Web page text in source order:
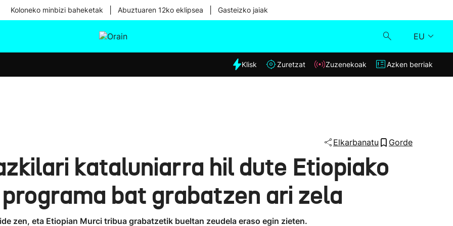
Koloneko minbizi baheketak Abuztuaren 12ko eklipsea Gasteizko jaiak
EU
Eguraldia
Klisk
Azken berriak
Klisk Zuretzat Zuzenekoak Azken berriak
Elkarbanatu Gorde
kataluniarra hil dute Etiopiako
bat grabatzen ari zela
zen, eta Etiopian Murci tribua grabatzetik bueltan zeudela eraso egin zieten.